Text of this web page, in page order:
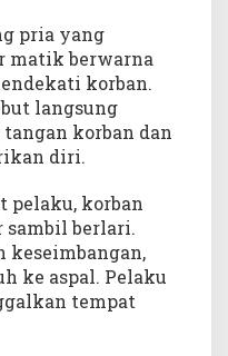
pria yang
matik berwarna
korban.
langsung
korban dan
diri.
pelaku, korban
sambil berlari.
keseimbangan,
ke aspal. Pelaku
tempat